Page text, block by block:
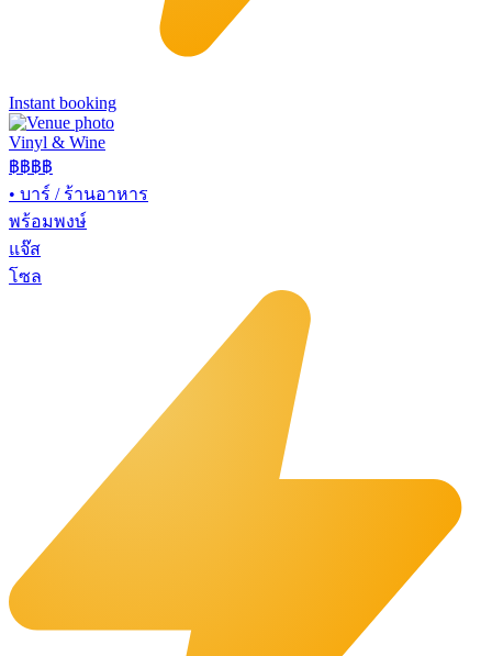
Instant booking
Vinyl & Wine
฿฿฿฿
• บาร์ / ร้านอาหาร
พร้อมพงษ์
แจ๊ส
โซล